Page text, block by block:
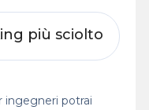
più sciolto
ingegneri potrai